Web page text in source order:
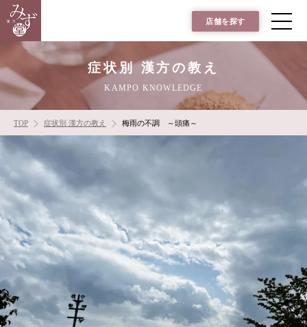
店舗を探す
症状別 漢方の教え
KAMPO KNOWLEDGE
TOP 症状別 漢方の教え 梅雨の不調 ～頭痛～